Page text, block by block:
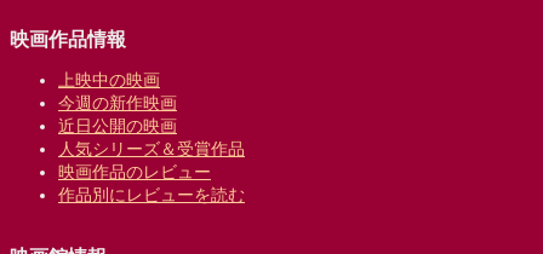
映画作品情報
上映中の映画
今週の新作映画
近日公開の映画
人気シリーズ＆受賞作品
映画作品のレビュー
作品別にレビューを読む